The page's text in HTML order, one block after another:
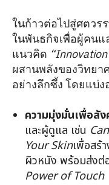
ในก้าวต่อไปสู่ศตวร
ในพันธกิจเพื่อผู้คนแ
แนวคิด
ผสานพลังของวิทยา
อย่างลึกซึ้ง โดยแบ่
ความมุ่งมั่นเพื่อสั
และผู้ดูแล เช่น
Your Skinเพื่อสร้
ผิวหนัง พร้อมส่งต่
Power of Touch